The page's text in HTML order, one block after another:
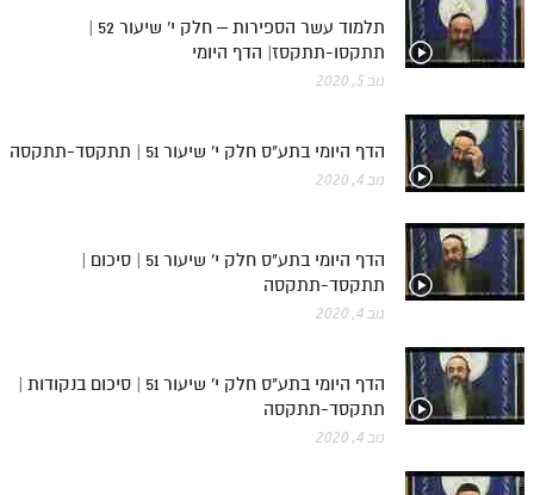
חלק יא
חלק יג
חלק יד
חלק ט"ז
שידור חי
הזמן סט תע"ס
הזמן סט תלמוד עשר הספירות
תלמוד עשר הספירות – חלק י' שיעור 52 |
תתקסו-תתקסז| הדף היומי
נוב 5, 2020
הדף היומי בתע"ס חלק י' שיעור 51 | תתקסד-תתקסה
נוב 4, 2020
הדף היומי בתע"ס חלק י' שיעור 51 | סיכום |
תתקסד-תתקסה
נוב 4, 2020
הדף היומי בתע"ס חלק י' שיעור 51 | סיכום בנקודות |
תתקסד-תתקסה
נוב 4, 2020